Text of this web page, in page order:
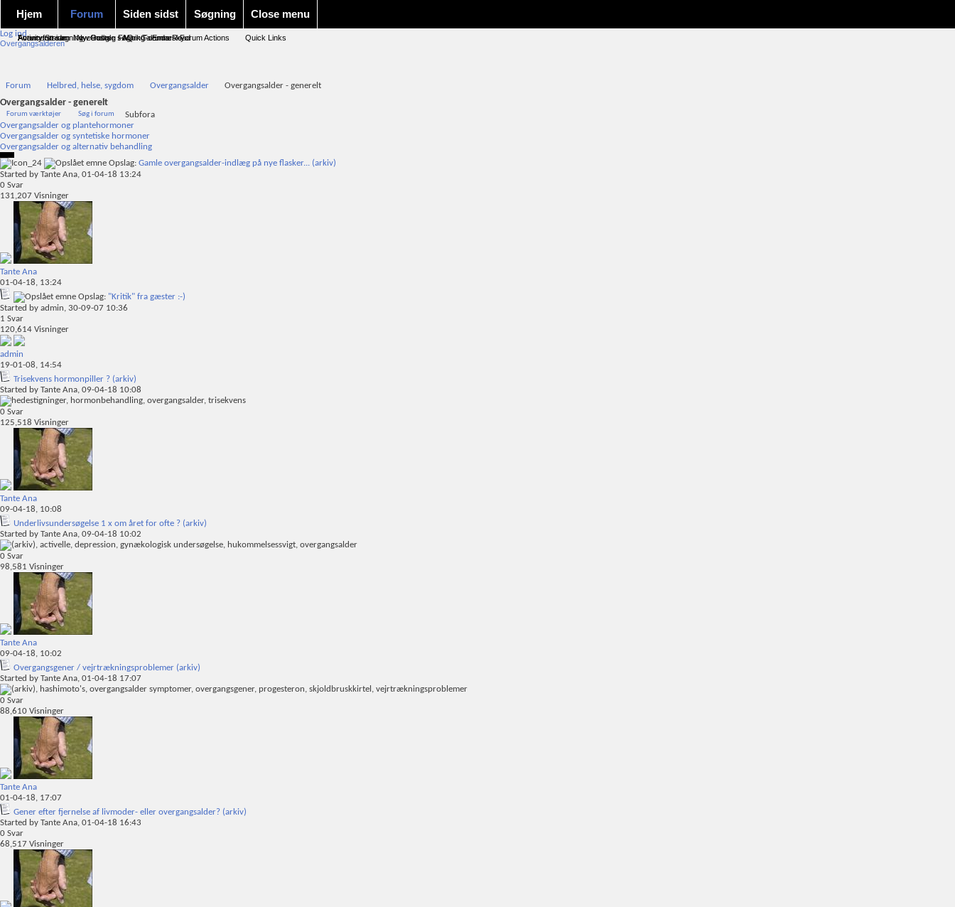
Hjem Forum
Forum forside New Posts FAQ Calendar Forum Actions Quick Links
Siden sidst
Activity Stream Nye indlæg Mark Forums Read
Søgning
Avanceret søgning Google søgning Emnesky
Close menu
Log ind
Overgangsalderen
Forum Helbred, helse, sygdom Overgangsalder Overgangsalder - generelt
Overgangsalder - generelt
Forum værktøjer Søg i forum
Subfora
Overgangsalder og plantehormoner
Overgangsalder og syntetiske hormoner
Overgangsalder og alternativ behandling
Opslag: Gamle overgangsalder-indlæg på nye flasker... (arkiv)
Started by Tante Ana, 01-04-18 13:24
0 Svar
131,207 Visninger
Tante Ana
01-04-18, 13:24
Opslag: "Kritik" fra gæster :-)
Started by admin, 30-09-07 10:36
1 Svar
120,614 Visninger
admin
19-01-08, 14:54
Trisekvens hormonpiller ? (arkiv)
Started by Tante Ana, 09-04-18 10:08
0 Svar
125,518 Visninger
Tante Ana
09-04-18, 10:08
Underlivsundersøgelse 1 x om året for ofte ? (arkiv)
Started by Tante Ana, 09-04-18 10:02
0 Svar
98,581 Visninger
Tante Ana
09-04-18, 10:02
Overgangsgener / vejrtrækningsproblemer (arkiv)
Started by Tante Ana, 01-04-18 17:07
0 Svar
88,610 Visninger
Tante Ana
01-04-18, 17:07
Gener efter fjernelse af livmoder- eller overgangsalder? (arkiv)
Started by Tante Ana, 01-04-18 16:43
0 Svar
68,517 Visninger